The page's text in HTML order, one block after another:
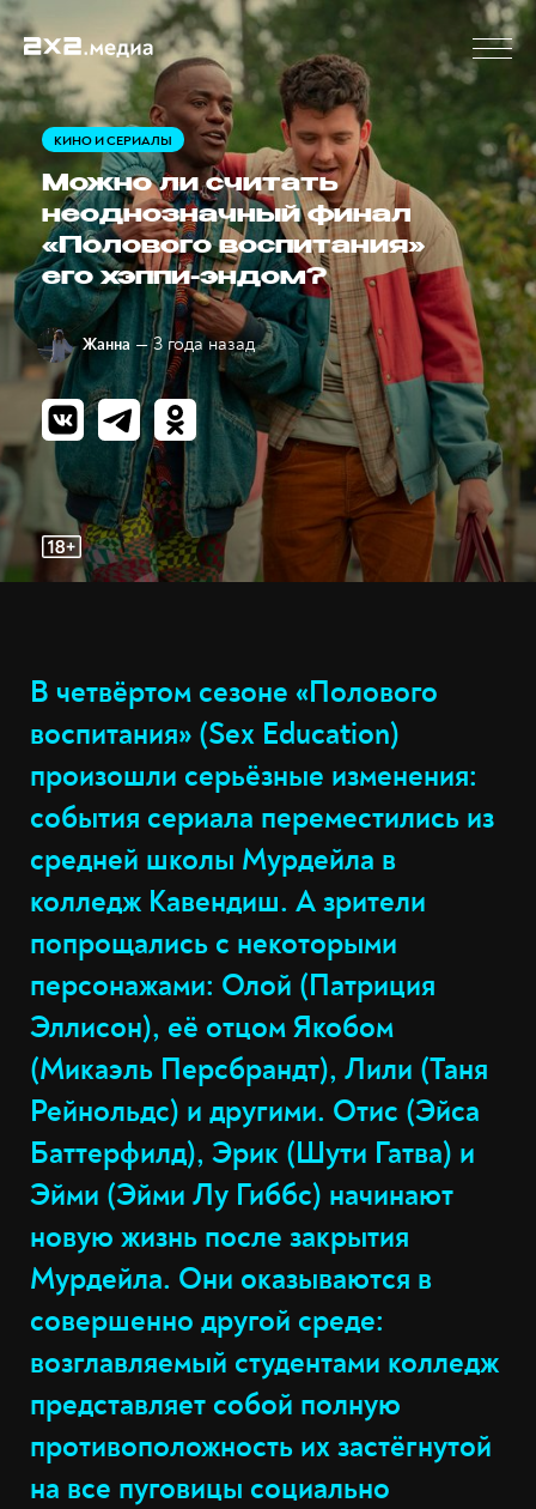
КИНО И СЕРИАЛЫ
Можно ли считать
неоднозначный финал
«Полового воспитания»
его хэппи-эндом?
Жанна — 3 года назад
В четвёртом сезоне «Полового
воспитания» (Sex Education)
произошли серьёзные изменения:
события сериала переместились из
средней школы Мурдейла в
колледж Кавендиш. А зрители
попрощались с некоторыми
персонажами: Олой (Патриция
Эллисон), её отцом Якобом
(Микаэль Персбрандт), Лили (Таня
Рейнольдс) и другими. Отис (Эйса
Баттерфилд), Эрик (Шути Гатва) и
Эйми (Эйми Лу Гиббс) начинают
новую жизнь после закрытия
Мурдейла. Они оказываются в
совершенно другой среде:
возглавляемый студентами колледж
представляет собой полную
противоположность их застёгнутой
на все пуговицы социально